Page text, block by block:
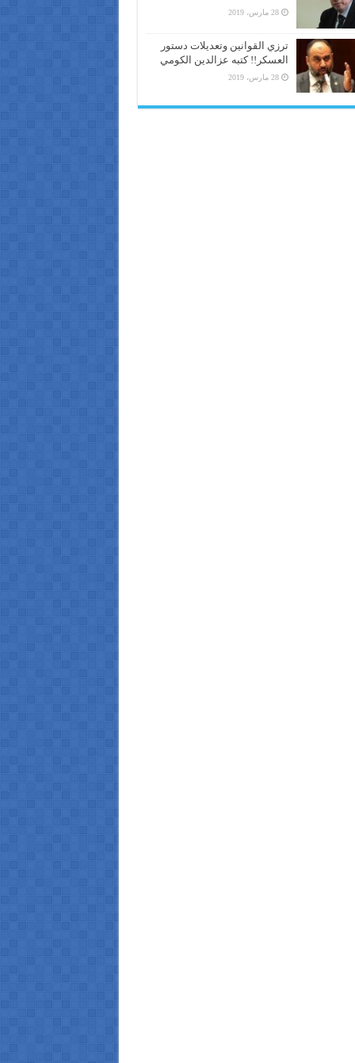
28 مارس، 2019
ترزي القوانين وتعديلات دستور
العسكر!! كتبه عزالدين الكومي
28 مارس، 2019